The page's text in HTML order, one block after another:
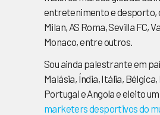
entretenimento e desporto,
Milan, AS Roma, Sevilla FC,
Monaco, entre outros.
Sou ainda palestrante em
Malásia, Índia, Itália, Bélgica,
Portugal e Angola e eleito
marketers desportivos do